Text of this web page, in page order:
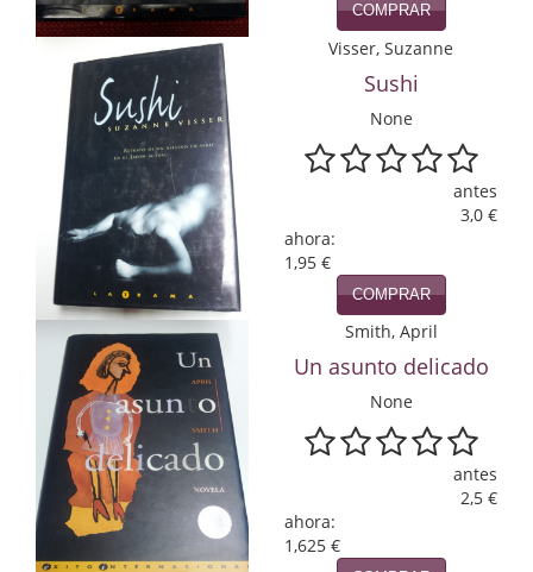
Filosofía
Física y Química
Física y química
Guerra Civil Española
Historia
historia
Infantil y juvenil
Infantil y juvenil. Nuevo!!
Infantil y juvenil. Nuevo!!!
Informática
Literatura fantástica
Literatura hispanoamericana
COMPRAR
Visser, Suzanne
Sushi
None
antes
3,0 €
ahora:
1,95 €
COMPRAR
Smith, April
Un asunto delicado
None
antes
2,5 €
ahora:
1,625 €